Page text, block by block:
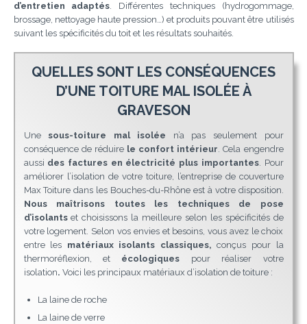
d’entretien adaptés. Différentes techniques (hydrogommage,
brossage, nettoyage haute pression…) et produits pouvant être utilisés
suivant les spécificités du toit et les résultats souhaités.
QUELLES SONT LES CONSÉQUENCES
D’UNE TOITURE MAL ISOLÉE À
GRAVESON
Unesous-toiture mal isolée n’a pas seulement pour
conséquence de réduirele confort intérieur. Cela engendre
aussi des factures en électricité plus importantes. Pour
améliorer l’isolation de votre toiture, l’entreprise de couverture
Max Toiture dans les Bouches-du-Rhône est à votre disposition.
Nous maîtrisons toutes les techniques de pose
d’isolantset choisissons la meilleure selon les spécificités de
votre logement. Selon vos envies et besoins, vous avez le choix
entre les matériaux isolants classiques, conçus pour la
thermoréflexion, et écologiques pour réaliser votre
isolation. Voici les principaux matériaux d’isolation de toiture :
La laine de roche
La laine de verre